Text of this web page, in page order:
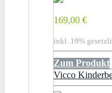
169,00 €
inkl. 19%
Zum Produkt
Vicco